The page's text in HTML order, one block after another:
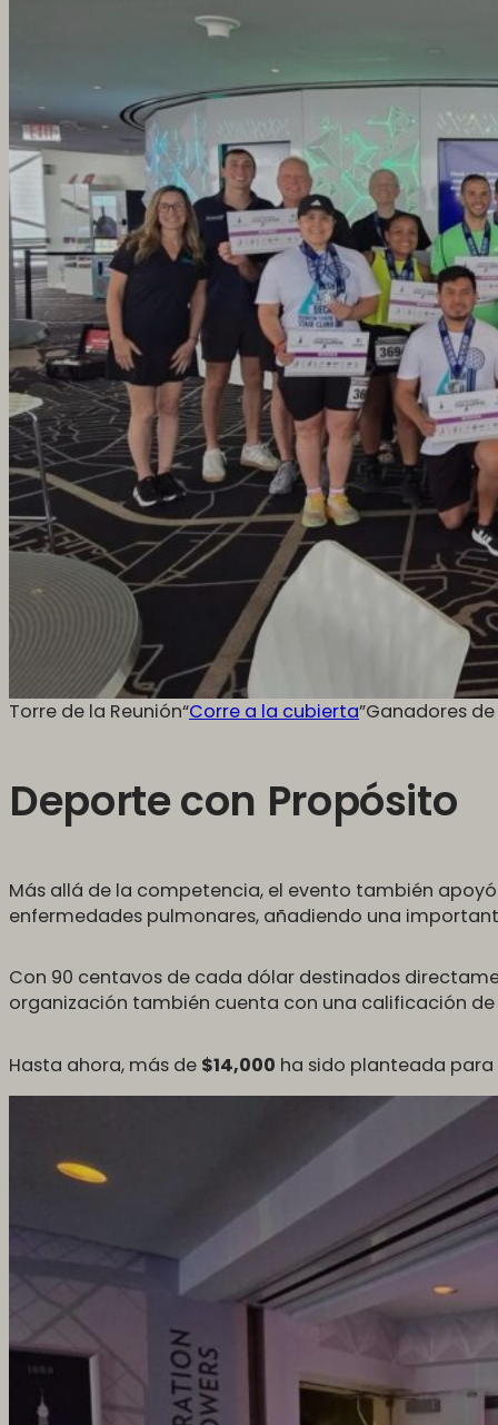
Torre de la Reunión“Corre a la cubierta”Ganadores
Deporte con Propósito
Más allá de la competencia, el evento también
enfermedades pulmonares, añadiendo una
Con 90 centavos de cada dólar destinados
organización también cuenta con una calificación de
Hasta ahora, más de $14,000 ha sido planteada